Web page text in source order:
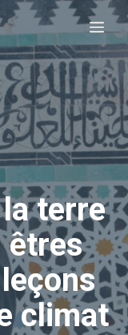
terre
êtres
climat